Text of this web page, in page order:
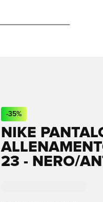
-35%
NIKE
23 - NERO/